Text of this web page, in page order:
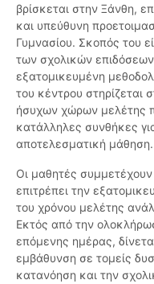
βρίσκεται στην Ξάνθη,
και υπεύθυνη
Γυμνασίου. Σκοπός του
των σχολικών
εξατομικευμένη
του κέντρου στηρίζεται
ήσυχων χώρων μελέτης
κατάλληλες συνθήκες
αποτελεσματική μάθηση.
Οι μαθητές
επιτρέπει την
του χρόνου μελέτης
Εκτός από την
επόμενης ημέρας,
εμβάθυνση σε τομείς
κατανόηση και την